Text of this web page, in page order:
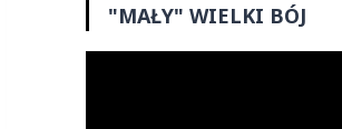
"MAŁY" WIELKI BÓJ